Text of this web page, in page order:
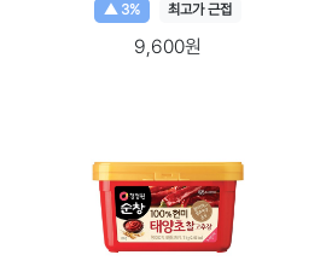
▲ 3%
최고가 근접
9,600원